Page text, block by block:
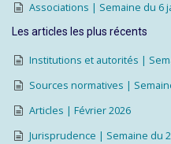
Associations | Semaine du 6
Les articles les plus récents
Institutions et autorités |
Sources normatives |
Articles | Février 2026
Jurisprudence | Semaine du